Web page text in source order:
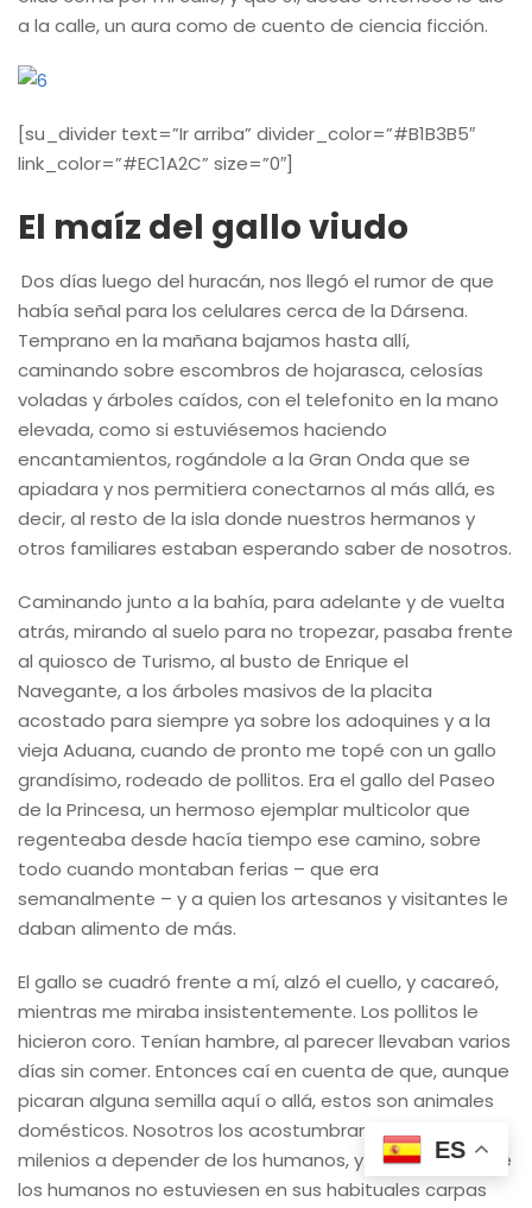
a la calle, un aura como de cuento de ciencia ficción.
[su_divider text=”Ir arriba” divider_color=”#B1B3B5″
link_color=”#EC1A2C” size=”0″]
El maíz del gallo viudo
Dos días luego del huracán, nos llegó el rumor de que
había señal para los celulares cerca de la Dársena.
Temprano en la mañana bajamos hasta allí,
caminando sobre escombros de hojarasca, celosías
voladas y árboles caídos, con el telefonito en la mano
elevada, como si estuviésemos haciendo
encantamientos, rogándole a la Gran Onda que se
apiadara y nos permitiera conectarnos al más allá, es
decir, al resto de la isla donde nuestros hermanos y
otros familiares estaban esperando saber de nosotros.
Caminando junto a la bahía, para adelante y de vuelta
atrás, mirando al suelo para no tropezar, pasaba frente
al quiosco de Turismo, al busto de Enrique el
Navegante, a los árboles masivos de la placita
acostado para siempre ya sobre los adoquines y a la
vieja Aduana, cuando de pronto me topé con un gallo
grandísimo, rodeado de pollitos. Era el gallo del Paseo
de la Princesa, un hermoso ejemplar multicolor que
regenteaba desde hacía tiempo ese camino, sobre
todo cuando montaban ferias – que era
semanalmente – y a quien los artesanos y visitantes le
daban alimento de más.
El gallo se cuadró frente a mí, alzó el cuello, y cacareó,
mientras me miraba insistentemente. Los pollitos le
hicieron coro. Tenían hambre, al parecer llevaban varios
días sin comer. Entonces caí en cuenta de que, aunque
picaran alguna semilla aquí o allá, estos son animales
domésticos. Nosotros los acostumbramos hace
milenios a depender de los humanos, y el hecho de que
los humanos no estuviesen en sus habituales carpas
ES